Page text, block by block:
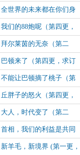
全世界的未来都在你们身
，求订阅）
们的88炮呢（第四更，
拜尔莱茵的无奈（第二
）
巴顿来了（第四更，求订
不能让巴顿摘了桃子（第
阅）
胖子的怒火（第四更，
大人，时代变了（第二
）
相，我们的利益是共同
，求订阅）
羊毛，新境界 (第一更，